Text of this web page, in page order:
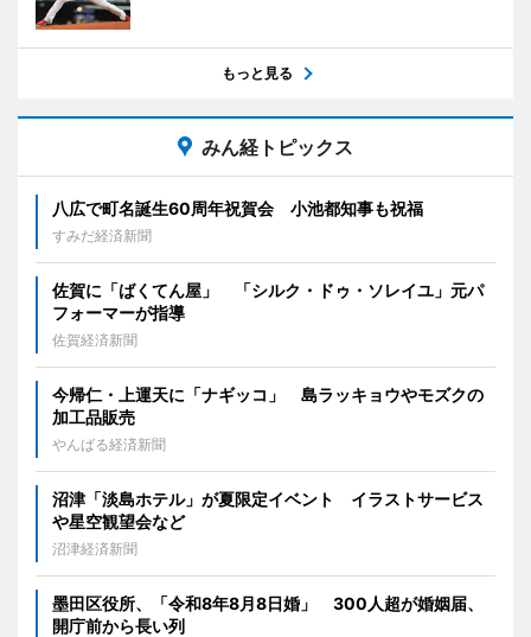
もっと見る
みん経トピックス
八広で町名誕生60周年祝賀会 小池都知事も祝福
すみだ経済新聞
佐賀に「ばくてん屋」 「シルク・ドゥ・ソレイユ」元パ
フォーマーが指導
佐賀経済新聞
今帰仁・上運天に「ナギッコ」 島ラッキョウやモズクの
加工品販売
やんばる経済新聞
沼津「淡島ホテル」が夏限定イベント イラストサービス
や星空観望会など
沼津経済新聞
墨田区役所、「令和8年8月8日婚」 300人超が婚姻届、
開庁前から長い列